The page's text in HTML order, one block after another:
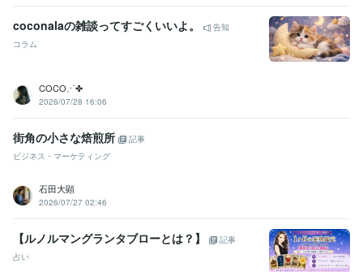
coconalaの雑談ってすごくいいよ。
告知
コラム
COCO⋰✤
2026/07/28 16:06
街角の小さな焙煎所
記事
ビジネス・マーケティング
石田大顕
2026/07/27 02:46
【ルノルマングランタブローとは？】
記事
占い